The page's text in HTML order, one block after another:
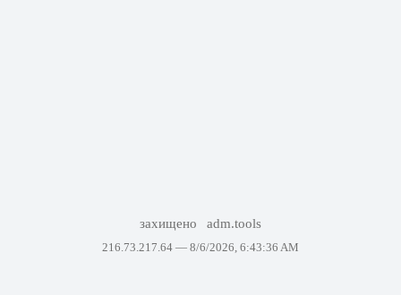
захищено adm.tools
216.73.217.64 — 8/6/2026, 6:43:36 AM